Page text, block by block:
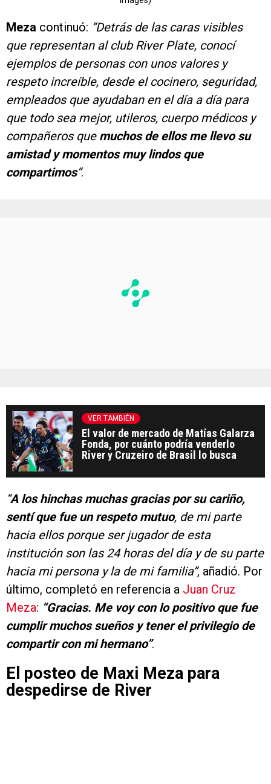
Meza continuó: “Detrás de las caras visibles
que representan al club River Plate, conocí
ejemplos de personas con unos valores y
respeto increíble, desde el cocinero, seguridad,
empleados que ayudaban en el día a día para
que todo sea mejor, utileros, cuerpo médicos y
compañeros que muchos de ellos me llevo su
amistad y momentos muy lindos que
compartimos“.
VER TAMBIÉN
El valor de mercado de Matías Galarza
Fonda, por cuánto podría venderlo
River y Cruzeiro de Brasil lo busca
“A los hinchas muchas gracias por su cariño,
sentí que fue un respeto mutuo, de mi parte
hacia ellos porque ser jugador de esta
institución son las 24 horas del día y de su parte
hacia mi persona y la de mi familia”, añadió. Por
último, completó en referencia a Juan Cruz
Meza: “Gracias. Me voy con lo positivo que fue
cumplir muchos sueños y tener el privilegio de
compartir con mi hermano”.
El posteo de Maxi Meza para
despedirse de River